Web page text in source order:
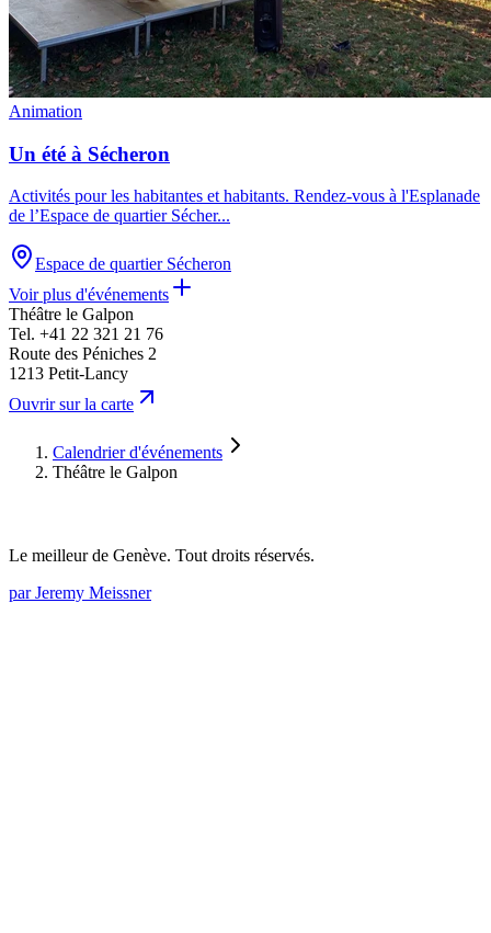
Animation
Un été à Sécheron
Activités pour les habitantes et habitants. Rendez-vous à l'Esplanade
de l’Espace de quartier Sécher...
Espace de quartier Sécheron
Voir plus d'événements
Théâtre le Galpon
Tel. +41 22 321 21 76
Route des Péniches 2
1213 Petit-Lancy
Théâtre le Galpon
+
−
Ouvrir sur la carte
Calendrier d'événements
Théâtre le Galpon
Le meilleur de Genève. Tout droits réservés.
par Jeremy Meissner